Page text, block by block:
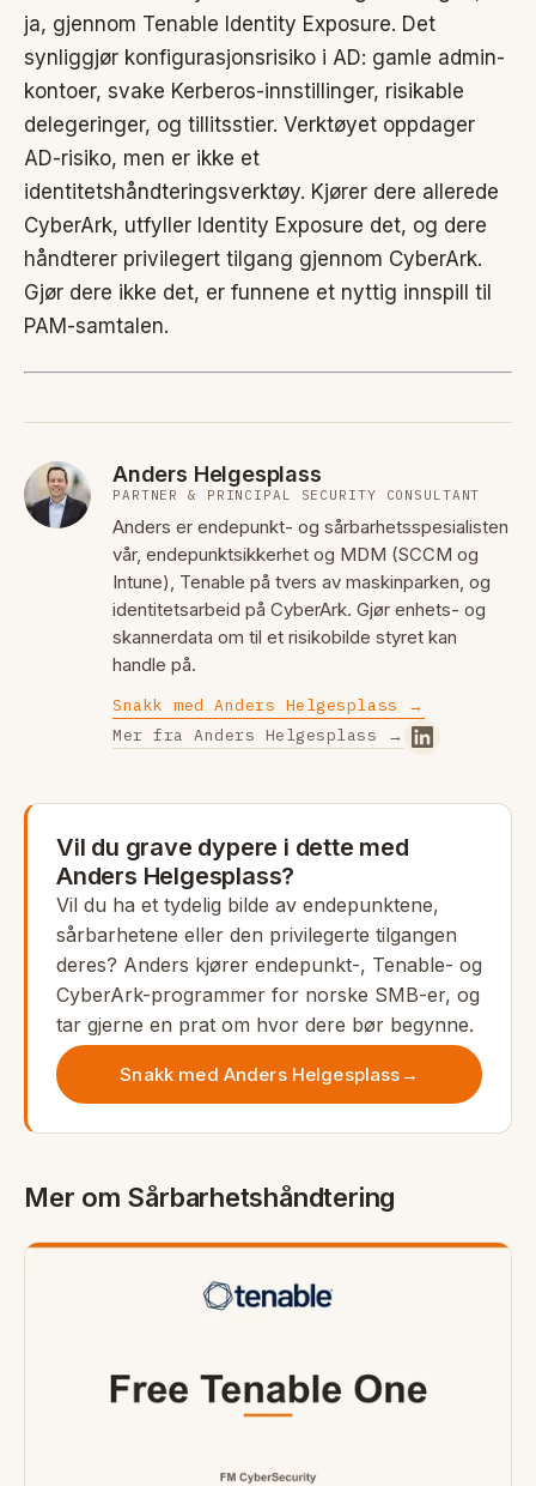
ja, gjennom Tenable Identity Exposure. Det
synliggjør konfigurasjonsrisiko i AD: gamle admin-
kontoer, svake Kerberos-innstillinger, risikable
delegeringer, og tillitsstier. Verktøyet oppdager
AD-risiko, men er ikke et
identitetshåndteringsverktøy. Kjører dere allerede
CyberArk, utfyller Identity Exposure det, og dere
håndterer privilegert tilgang gjennom CyberArk.
Gjør dere ikke det, er funnene et nyttig innspill til
PAM-samtalen.
Anders Helgesplass
PARTNER & PRINCIPAL SECURITY CONSULTANT
Anders er endepunkt- og sårbarhetsspesialisten
vår, endepunktsikkerhet og MDM (SCCM og
Intune), Tenable på tvers av maskinparken, og
identitetsarbeid på CyberArk. Gjør enhets- og
skannerdata om til et risikobilde styret kan
handle på.
Snakk med Anders Helgesplass →
Mer fra Anders Helgesplass →
Vil du grave dypere i dette med
Anders Helgesplass?
Vil du ha et tydelig bilde av endepunktene,
sårbarhetene eller den privilegerte tilgangen
deres? Anders kjører endepunkt-, Tenable- og
CyberArk-programmer for norske SMB-er, og
tar gjerne en prat om hvor dere bør begynne.
Snakk med Anders Helgesplass →
Mer om Sårbarhetshåndtering